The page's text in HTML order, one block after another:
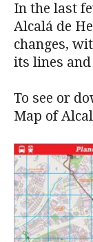
In the last
Alcalá de
changes,
its lines
To see or
Map of